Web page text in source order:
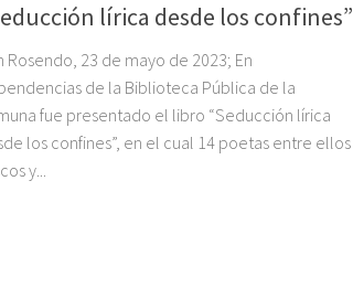
lírica desde los confines”
Rosendo, 23 de mayo de 2023; En
de la Biblioteca Pública de la
fue presentado el libro “Seducción lírica
los confines”, en el cual 14 poetas entre ellos
y...